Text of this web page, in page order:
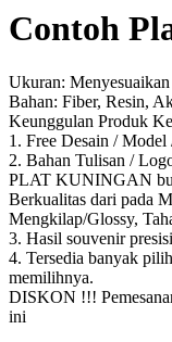
Contoh
Ukuran:
Bahan: Fiber, Resin,
Keunggulan Produk
1. Free Desain / Model
2. Bahan Tulisan /
PLAT KUNINGAN
Berkualitas dari pada
Mengkilap/Glossy,
3. Hasil souvenir
4. Tersedia banyak
memilihnya.
DISKON !!!
ini